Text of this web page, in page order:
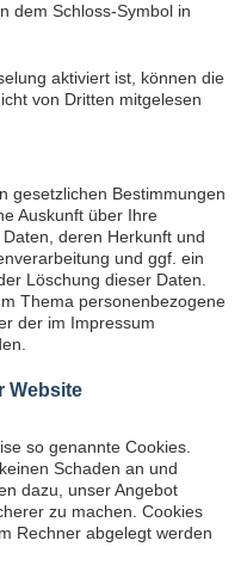
dem Schloss-Symbol in
aktiviert ist, können die
von Dritten mitgelesen
gesetzlichen Bestimmungen
Auskunft über Ihre
deren Herkunft und
und ggf. ein
Löschung dieser Daten.
Thema personenbezogene
der im Impressum
Website
so genannte Cookies.
Schaden an und
dazu, unser Angebot
zu machen. Cookies
Rechner abgelegt werden